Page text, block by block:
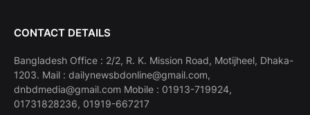
CONTACT DETAILS
Bangladesh Office : 2/2, R. K. Mission Road, Motijheel, Dhaka-
1203. Mail : dailynewsbdonline@gmail.com,
dnbdmedia@gmail.com Mobile : 01913-719924,
01731828236, 01919-667217